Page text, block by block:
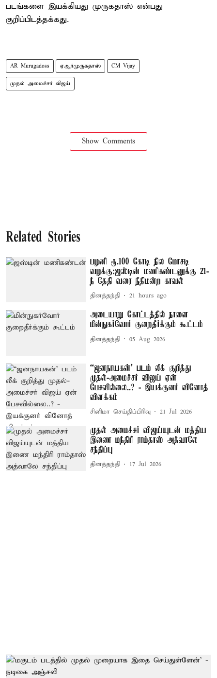
படங்களை இயக்கியது முருகதாஸ் என்பது
குறிப்பிடத்தக்கது.
AR Murugadoss ஏஆர்முருகதாஸ் CM Vijay
முதல் அமைச்சர் விஜய்
Show Comments
Related Stories
பழனி ரூ.100 கோடி நில மோசடி
வழக்கு:ஜஸ்டின் மணிகண்டனுக்கு 21-
ந் தேதி வரை நீதிமன்ற காவல்
தினத்தந்தி 21 hours ago
அடையாறு கோட்டத்தில் நாளை
மின்நுகர்வோர் குறைதீர்க்கும் கூட்டம்
தினத்தந்தி 05 Aug 2026
“ஜனநாயகன்’ படம் லீக் குறித்து
முதல்-அமைச்சர் விஜய் ஏன்
பேசவில்லை..? - இயக்குனர் வினோத்
விளக்கம்
சினிமா செய்திப்பிரிவு 21 Jul 2026
முதல் அமைச்சர் விஜய்யுடன் மத்திய
இணை மந்திரி ராம்தாஸ் அத்வாலே
சந்திப்பு
தினத்தந்தி 17 Jul 2026